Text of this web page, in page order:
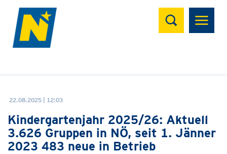
Suchen
22.08.2025 | 12:03
Kindergartenjahr 2025/26: Aktuell
3.626 Gruppen in NÖ, seit 1. Jänner
2023 483 neue in Betrieb